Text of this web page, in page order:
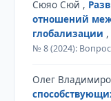
Сюяо Сюй ,
отношений
глобализации ,
№ 8 (2024):
Олег